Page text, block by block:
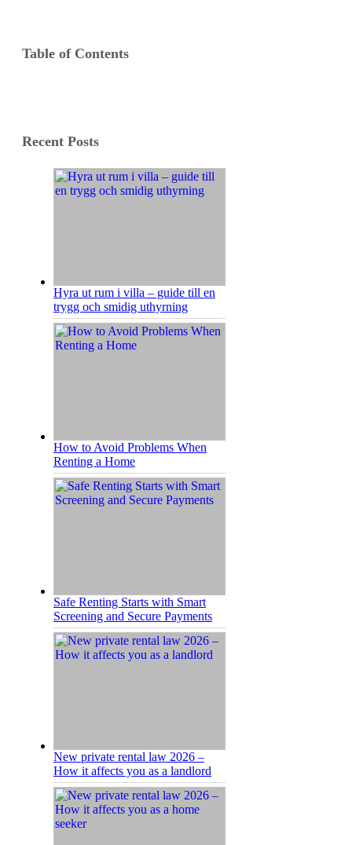
Table of Contents
Recent Posts
Hyra ut rum i villa – guide till en
trygg och smidig uthyrning
How to Avoid Problems When
Renting a Home
Safe Renting Starts with Smart
Screening and Secure Payments
New private rental law 2026 –
How it affects you as a landlord